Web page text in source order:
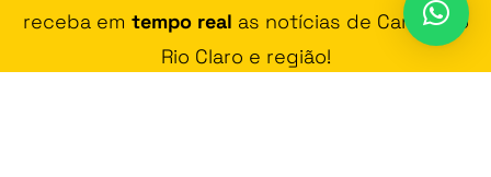
receba em tempo real as notícias de Carmo do
Rio Claro e região!